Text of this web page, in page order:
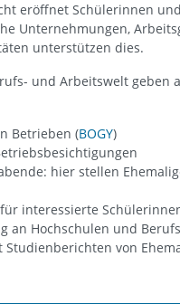
eröffnet Schülerinnen
Unternehmungen,
unterstützen dies.
und Arbeitswelt geben
Betrieben (BOGY)
hier stellen
interessierte
an Hochschulen und
Studienberichten von